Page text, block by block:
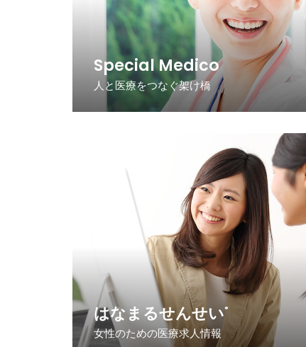
Special Medico
人と医療をつなぐ架け橋
はなまるせんせい®
女性のための医療求人情報